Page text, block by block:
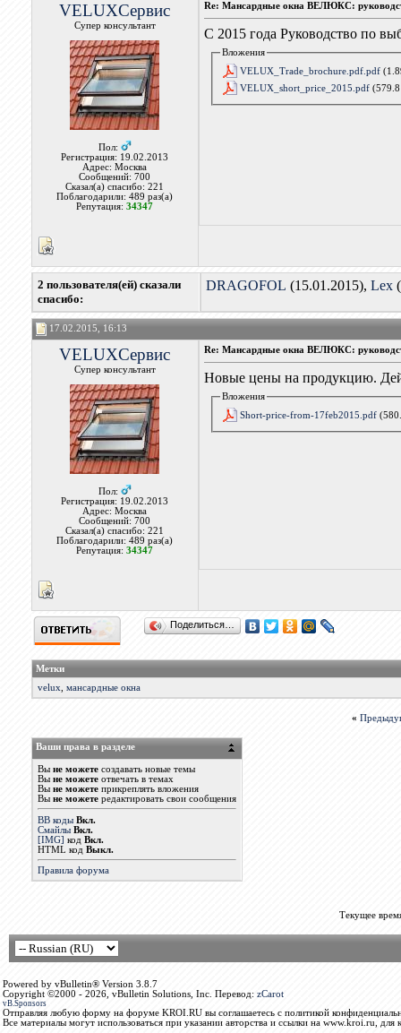
VELUXСервис
Супер консультант
Пол:
Регистрация: 19.02.2013
Адрес: Москва
Сообщений: 700
Сказал(а) спасибо: 221
Поблагодарили: 489 раз(а)
Репутация:34347
Re: Мансардные окна ВЕЛЮКС:
С 2015 года Руководство по
Вложения
VELUX_Trade_brochure.pdf.pdf
VELUX_short_price_2015.pdf
2 пользователя(ей) сказали
cпасибо:
DRAGOFOL (15.01.2015), Lex
17.02.2015, 16:13
VELUXСервис
Супер консультант
Пол:
Регистрация: 19.02.2013
Адрес: Москва
Сообщений: 700
Сказал(а) спасибо: 221
Поблагодарили: 489 раз(а)
Репутация:34347
Re: Мансардные окна ВЕЛЮКС:
Новые цены на продукцию.
Вложения
Short-price-from-17feb2015.pdf
Поделиться…
Метки
velux
мансардные окна
«
Ваши права в разделе
Вы не можетесоздавать новые темы
Вы не можетеотвечать в темах
Вы не можетеприкреплять вложения
Вы не можетередактировать свои сообщения
BB коды Вкл.
Смайлы Вкл.
[IMG] код Вкл.
HTML код Выкл.
Правила форума
Текущее
Powered by vBulletin® Version 3.8.7
Copyright ©2000 - 2026, vBulletin Solutions, Inc. Перевод: zCarot
vB.Sponsors
Отправляя любую форму на форуме KROI.RU вы соглашаетесь с политикой
Все материалы могут использоваться при указании авторства и ссылки на www.kroi.ru, для